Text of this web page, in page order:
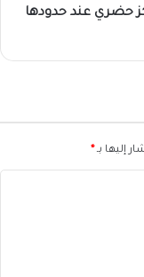
حضري عند حدودها
إليها بـ *